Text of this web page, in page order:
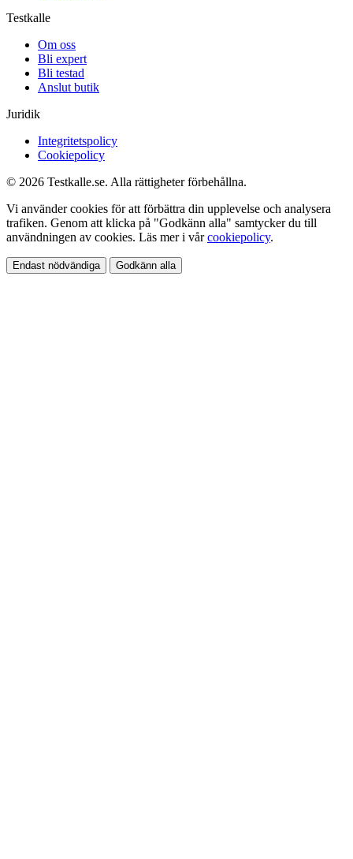
Testkalle
Om oss
Bli expert
Bli testad
Anslut butik
Juridik
Integritetspolicy
Cookiepolicy
© 2026 Testkalle.se. Alla rättigheter förbehållna.
Vi använder cookies för att förbättra din upplevelse och analysera
trafiken. Genom att klicka på "Godkänn alla" samtycker du till
användningen av cookies. Läs mer i vårcookiepolicy.
Endast nödvändiga Godkänn alla